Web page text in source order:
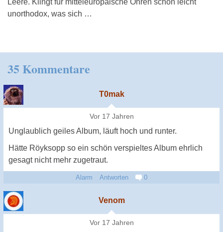
unorthodox, was sich …
35 Kommentare
T0mak
Vor 17 Jahren
Unglaublich geiles Album, läuft hoch und runter.
Hätte Röyksopp so ein schön verspieltes Album ehrlich
gesagt nicht mehr zugetraut.
Alarm Antworten 0
Venom
Vor 17 Jahren